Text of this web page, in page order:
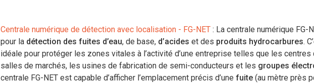
Centrale numérique de détection avec localisation - FG-NET : La centrale numérique FG-
pour la détection des fuites d’eau, de base, d’acides et des produits hydrocarbures.
idéale pour protéger les zones vitales à l’activité d’une entreprise telles que les centres
salles de marchés, les usines de fabrication de semi-conducteurs et les groupes
centrale FG-NET est capable d’afficher l’emplacement précis d’une fuite (au mètre près